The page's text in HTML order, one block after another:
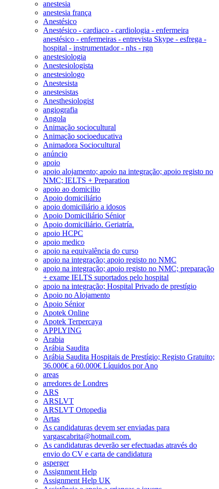
anestesia
anestesia frança
Anestésico
Anestésico - cardiaco - cardiologia - enfermeira
anestésico - enfermeiras - entrevista Skype - esfrega -
hospital - instrumentador - nhs - rgn
anestesiologia
Anestesiologista
anestesiologo
Anestesista
anestesistas
Anesthesiologist
angiografia
Angola
Animação sociocultural
Animação socioeducativa
Animadora Sociocultural
anúncio
apoio
apoio alojamento; apoio na integração; apoio registo no
NMC; IELTS + Preparation
apoio ao domicilio
Apoio domiciliário
apoio domiciliário a idosos
Apoio Domiciliário Sénior
Apoio domiciliário. Geriatría.
apoio HCPC
apoio medico
apoio na equivalência do curso
apoio na integração; apoio registo no NMC
apoio na integração; apoio registo no NMC; preparação
+ exame IELTS suportados pelo hospital
apoio na integração; Hospital Privado de prestígio
Apoio no Alojamento
Apoio Sénior
Apotek Online
Apotek Terpercaya
APPLYING
Arabia
Arábia Saudita
Arábia Saudita Hospitais de Prestígio; Registo Gratuito;
36.000€ a 60.000€ Líquidos por Ano
areas
arredores de Londres
ARS
ARSLVT
ARSLVT Ortopedia
Artas
As candidaturas devem ser enviadas para
vargascabrita@hotmail.com.
As candidaturas deverão ser efectuadas através do
envio do CV e carta de candidatura
asperger
Assignment Help
Assignment Help UK